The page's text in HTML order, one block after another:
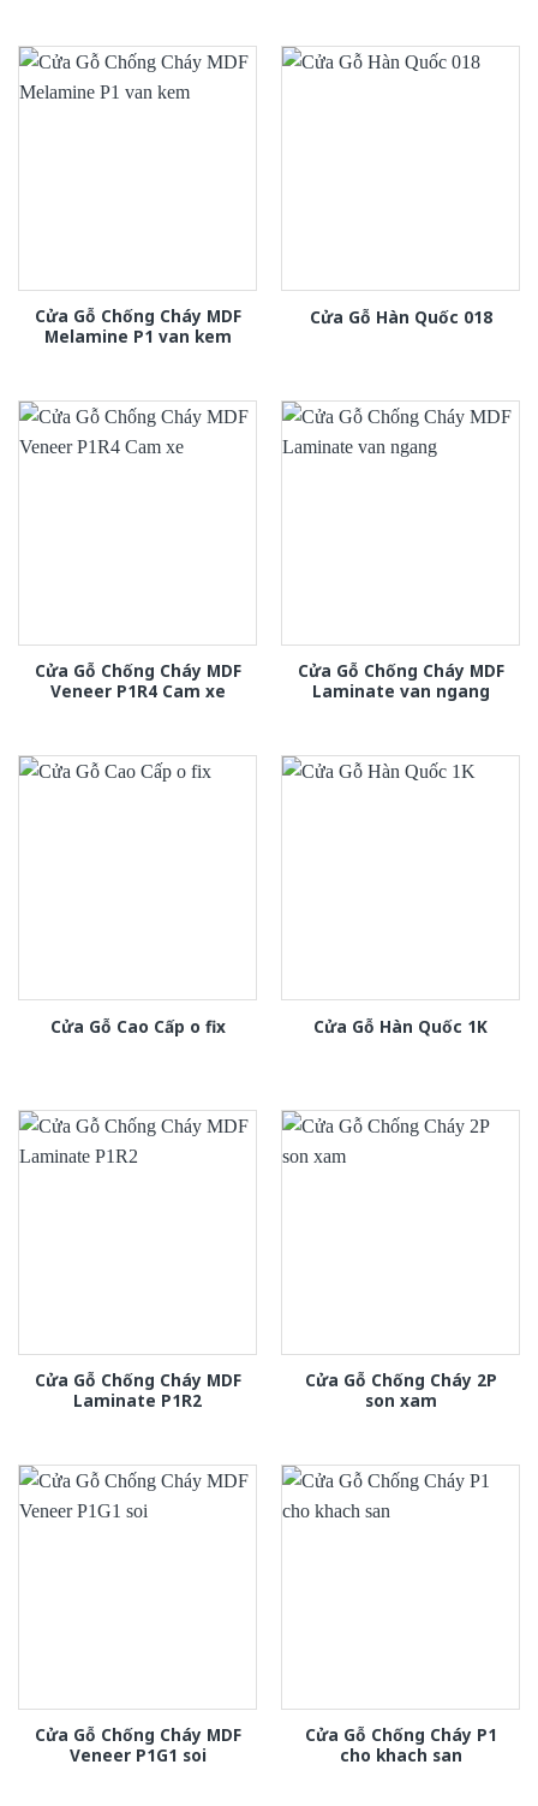
Cửa Gỗ Chống Cháy MDF
Melamine P1 van kem
Cửa Gỗ Hàn Quốc 018
Cửa Gỗ Chống Cháy MDF
Veneer P1R4 Cam xe
Cửa Gỗ Chống Cháy MDF
Laminate van ngang
Cửa Gỗ Cao Cấp o fix Cửa Gỗ Hàn Quốc 1K
Cửa Gỗ Chống Cháy MDF
Laminate P1R2
Cửa Gỗ Chống Cháy 2P
son xam
Cửa Gỗ Chống Cháy MDF
Veneer P1G1 soi
Cửa Gỗ Chống Cháy P1
cho khach san